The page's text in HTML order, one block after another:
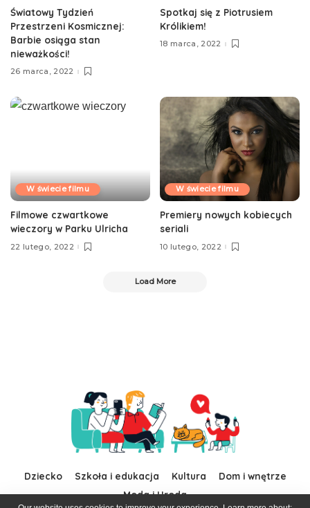
Światowy Tydzień
Przestrzeni Kosmicznej:
Barbie osiąga stan
nieważkości!
26 marca, 2022
Spotkaj się z Piotrusiem
Królikiem!
18 marca, 2022
W świecie filmu
Filmowe czwartkowe
wieczory w Parku Ulricha
22 lutego, 2022
W świecie filmu
Premiery nowych kobiecych
seriali
10 lutego, 2022
Load More
Dziecko Szkoła i edukacja Kultura
Dom i wnętrze
Moda i Uroda